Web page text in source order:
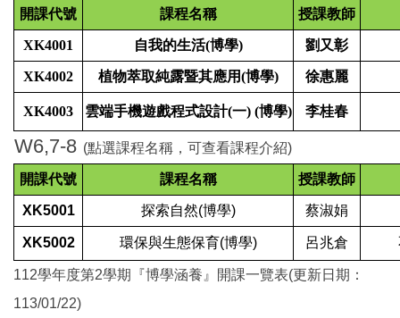
開課代號 課程名稱 授課教師
XK4001 自我的生活(博學) 劉又彰
XK4002 植物萃取純露暨其應用(博學) 徐惠麗
XK4003 雲端手機遊戲程式設計(一) (博學) 李桂春
W6,7-8 (點選課程名稱，可查看課程介紹)
開課代號 課程名稱 授課教師
XK5001 探索自然(博學) 蔡淑娟
XK5002 環保與生態保育(博學) 呂兆倉
112學年度第2學期『博學涵養』開課一覽表(更新日期：
113/01/22)